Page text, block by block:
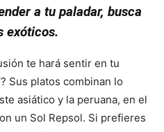
a tu paladar, busca
exóticos.
te hará sentir en tu
Sus platos combinan lo
asiático y la peruana, en el
un Sol Repsol. Si prefieres